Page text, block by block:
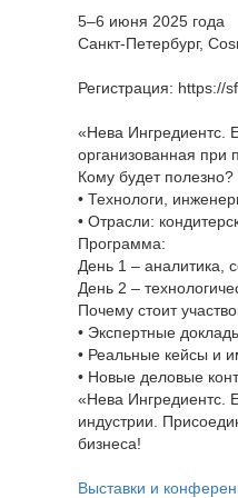
5–6 июня 2025 года
Санкт-Петербург,
Регистрация: https://
«Нева Ингредиентс.
организованная при
Кому будет полезно?
• Технологи,
• Отрасли:
Программа:
День 1 – аналитика,
День 2 –
Почему стоит
• Экспертные
• Реальные кейсы и
• Новые деловые
«Нева Ингредиентс.
индустрии.
бизнеса!
Выставки и